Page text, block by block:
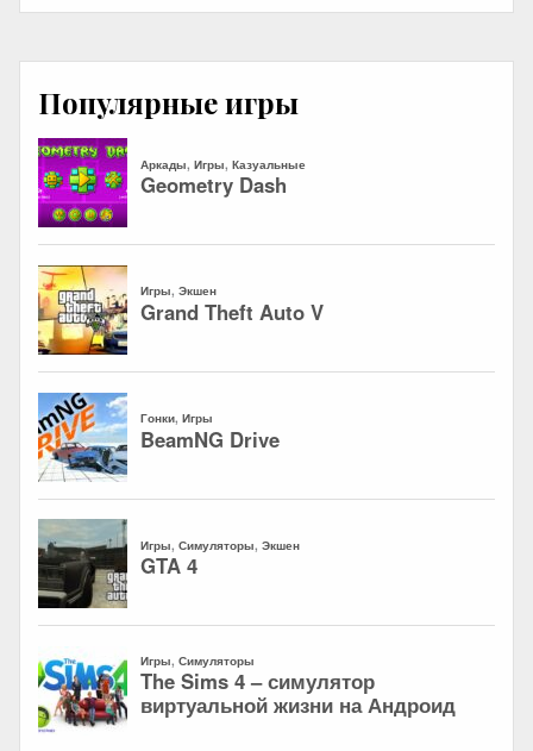
Популярные игры